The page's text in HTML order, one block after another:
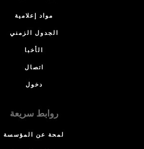
مواد إعلامية
الجدول الزمني
الأخبا
اتصال
دخول
روابط سريعة
لمحة عن المؤسسة